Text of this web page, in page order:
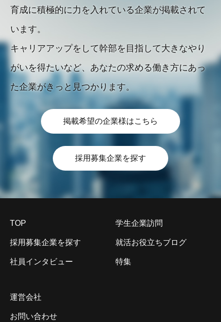
育成に積極的に力を入れている企業が掲載されて
います。
キャリアアップをして幹部を目指して大きなやり
がいを得たいなど、あなたの求める働き方にあっ
た企業がきっと見つかります。
掲載希望の企業様はこちら
採用募集企業を探す
TOP
採用募集企業を探す
社員インタビュー
学生企業訪問
就活お役立ちブログ
特集
運営会社
お問い合わせ